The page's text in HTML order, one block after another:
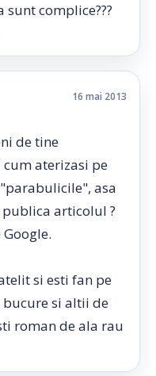
sunt complice???
16 mai 2013
de tine
aterizasi pe
asa
articolul ?
si esti fan pe
bucure si altii de
roman de ala rau